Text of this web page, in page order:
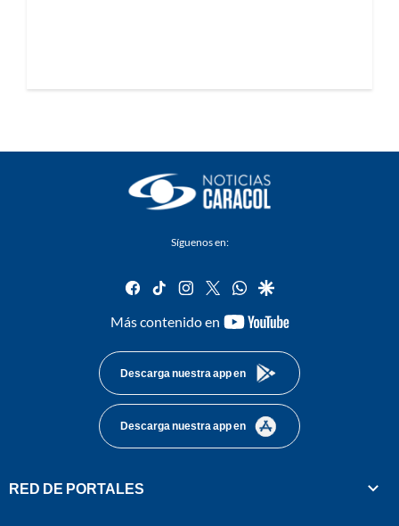
Síguenos en:
facebook
tiktok instagram
twitterwhatsapp
google
Más contenido en
youtube-
Descarga nuestra app en
Descarga nuestra app en
RED DE PORTALES